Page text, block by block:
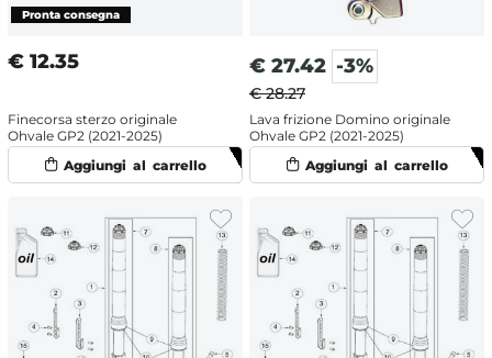
€ 12.35
Finecorsa sterzo originale
Ohvale GP2 (2021-2025)
€ 27.42 -3%
€ 28.27
Lava frizione Domino originale
Ohvale GP2 (2021-2025)